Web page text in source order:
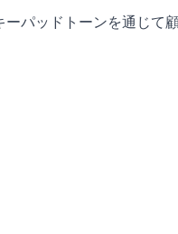
パッドトーンを通じて